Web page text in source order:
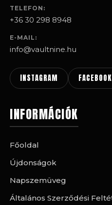
TELEFON:
+36 30 298 8948
E-MAIL:
info@vaultnine.hu
INSTAGRAM FACEBOOK
INFORMÁCIÓK
Főoldal
Újdonságok
Napszemüveg
Általános Szerződési